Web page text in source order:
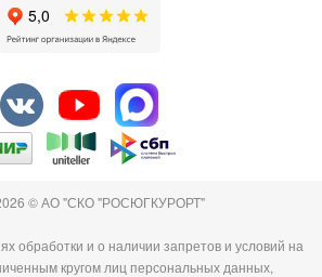
© АО "СКО "РОСЮГКУРОРТ"
обработки и о наличии запретов и условий на
кругом лиц персональных данных,